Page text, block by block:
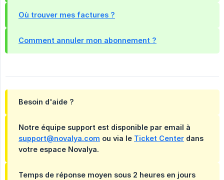
Où trouver mes factures ?
Comment annuler mon abonnement ?
Besoin d'aide ?
Notre équipe support est disponible par email à
support@novalya.com ou via le Ticket Center dans
votre espace Novalya.
Temps de réponse moyen sous 2 heures en jours